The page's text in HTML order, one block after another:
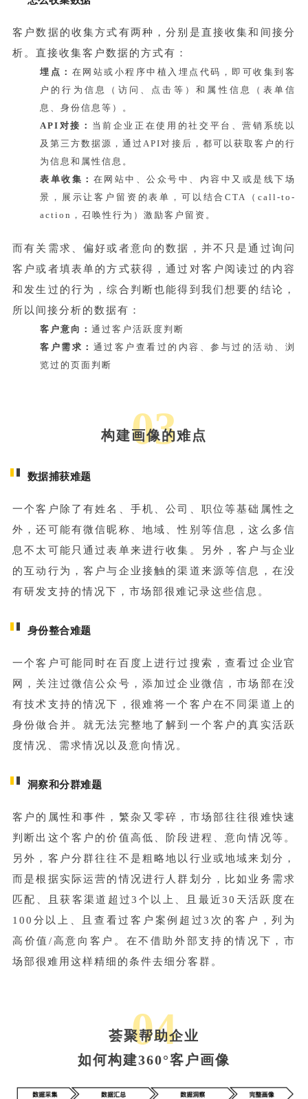
客户数据的收集方式有两种，分别是直接收集和间接分
析。直接收集客户数据的方式有：
埋点： 在网站或小程序中植入埋点代码，即可收集到客
户的行为信息（访问、点击等）和属性信息（表单信
息、身份信息等）。
API对接： 当前企业正在使用的社交平台、营销系统以
及第三方数据源，通过API对接后，都可以获取客户的行
为信息和属性信息。
表单收集： 在网站中、公众号中、内容中又或是线下场
景，展示让客户留资的表单，可以结合CTA（call-to-
action，召唤性行为）激励客户留资。
而有关需求、偏好或者意向的数据，并不只是通过询问
客户或者填表单的方式获得，通过对客户阅读过的内容
和发生过的行为，综合判断也能得到我们想要的结论，
所以间接分析的数据有：
客户意向： 通过客户活跃度判断
客户需求： 通过客户查看过的内容、参与过的活动、浏
览过的页面判断
03
构建画像的难点
数据捕获难题
一个客户除了有姓名、手机、公司、职位等基础属性之
外，还可能有微信昵称、地域、性别等信息，这么多信
息不太可能只通过表单来进行收集。另外，客户与企业
的互动行为，客户与企业接触的渠道来源等信息，在没
有研发支持的情况下，市场部很难记录这些信息。
身份整合难题
一个客户可能同时在百度上进行过搜索，查看过企业官
网，关注过微信公众号，添加过企业微信，市场部在没
有技术支持的情况下，很难将一个客户在不同渠道上的
身份做合并。就无法完整地了解到一个客户的真实活跃
度情况、需求情况以及意向情况。
洞察和分群难题
客户的属性和事件，繁杂又零碎，市场部往往很难快速
判断出这个客户的价值高低、阶段进程、意向情况等。
另外，客户分群往往不是粗略地以行业或地域来划分，
而是根据实际运营的情况进行人群划分，比如业务需求
匹配、且获客渠道超过3个以上、且最近30天活跃度在
100分以上、且查看过客户案例超过3次的客户，列为
高价值/高意向客户。在不借助外部支持的情况下，市
场部很难用这样精细的条件去细分客群。
04
荟聚帮助企业
如何构建360°客户画像